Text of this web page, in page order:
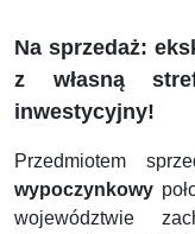
Na sprzedaż:
z własną
inwestycyjny!
Przedmiotem
wypoczynkowy
województwie